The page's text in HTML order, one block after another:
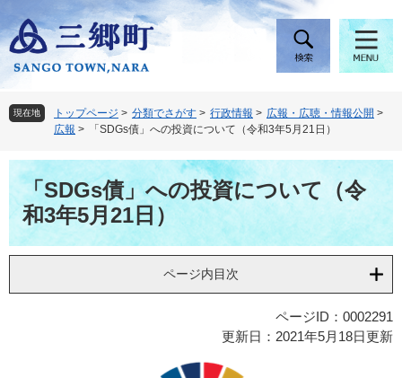
ー
ジ
頭
で
。
ニ
ュ
飛
ば
て
へ
現在地 トップページ > 分類でさがす > 行政情報 > 広報・広聴・情報公開 >
広報 > 「SDGs債」への投資について（令和3年5月21日）
「SDGs債」への投資について（令
和3年5月21日）
ページ内目次
ページID：0002291
更新日：2021年5月18日更新